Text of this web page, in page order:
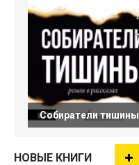
Собиратели тишины
НОВЫЕ КНИГИ